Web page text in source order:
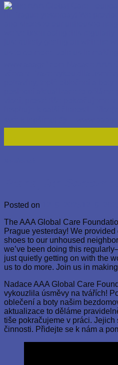
Posted on
The AAA Global Care
Prague yesterday! We
shoes to our unhoused
we’ve been doing this
just quietly getting on with the
us to do more. Join us in
Nadace AAA Global Care
vykouzlila úsměvy na tvářích!
oblečení a boty našim
aktualizace to děláme
tiše pokračujeme v práci.
činnosti. Přidejte se k nám a